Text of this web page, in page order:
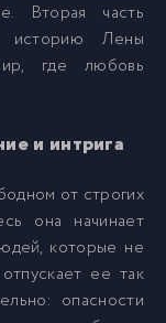
Вторая часть
историю Лены
где любовь
и интрига
от строгих
она начинает
которые не
ее так
опасности